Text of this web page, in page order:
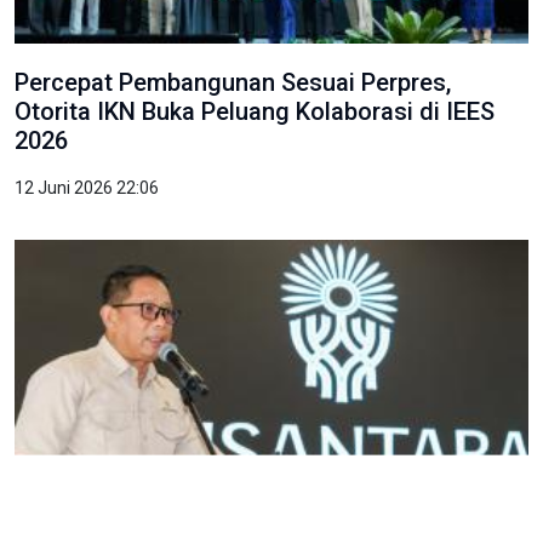
Percepat Pembangunan Sesuai Perpres,
Otorita IKN Buka Peluang Kolaborasi di IEES
2026
12 Juni 2026 22:06